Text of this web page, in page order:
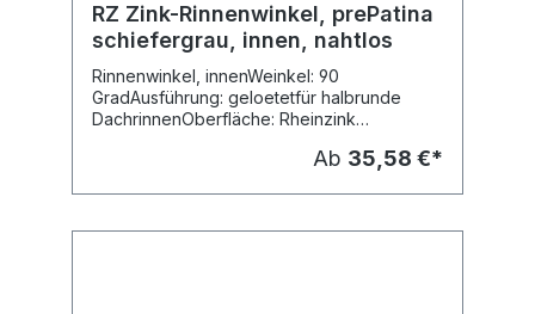
RZ Zink-Rinnenwinkel, prePatina
schiefergrau, innen, nahtlos
Rinnenwinkel, innenWeinkel: 90
GradAusführung: geloetetfür halbrunde
DachrinnenOberfläche: Rheinzink
Ab 35,58 €*